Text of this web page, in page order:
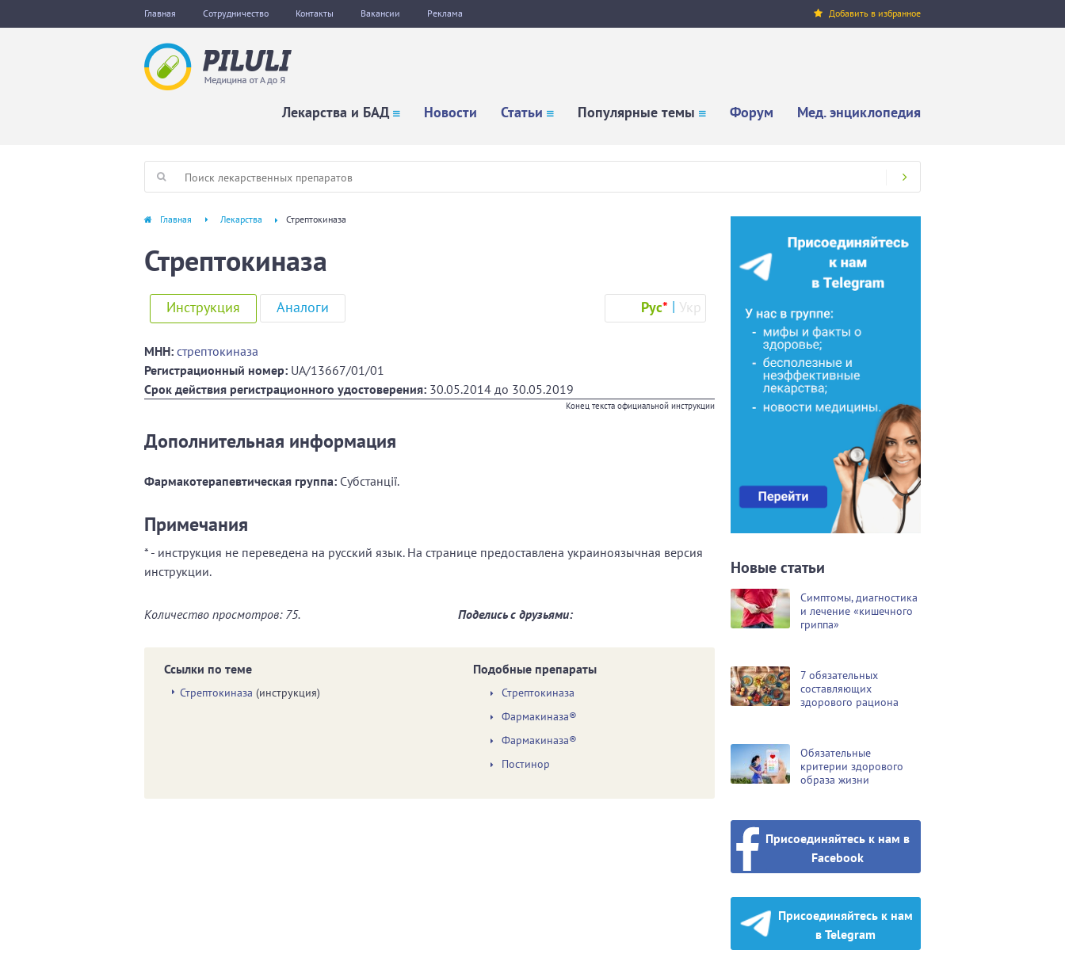
Главная Сотрудничество Контакты Вакансии Реклама Добавить в избранное
Лекарства и БАД Новости Статьи Популярные темы Форум Мед. энциклопедия
Главная Лекарства Стрептокиназа
Стрептокиназа
Инструкция Рус* Укр
Аналоги
МНН: стрептокиназа
Регистрационный номер: UA/13667/01/01
Срок действия регистрационного удостоверения: 30.05.2014 до 30.05.2019
Конец текста официальной инструкции
Дополнительная информация
Фармакотерапевтическая группа: Субстанції.
Примечания
* - инструкция не переведена на русский язык. На странице предоставлена украиноязычная версия
инструкции.
Поделись с друзьями:
Количество просмотров: 75.
Ссылки по теме
Стрептокиназа (инструкция)
Подобные препараты
Стрептокиназа
Фармакиназа®
Фармакиназа®
Постинор
Новые статьи
Симптомы, диагностика
и лечение «кишечного
гриппа»
7 обязательных
составляющих
здорового рациона
Обязательные
критерии здорового
образа жизни
Присоединяйтесь к нам в
Facebook
Присоединяйтесь к нам
в Telegram